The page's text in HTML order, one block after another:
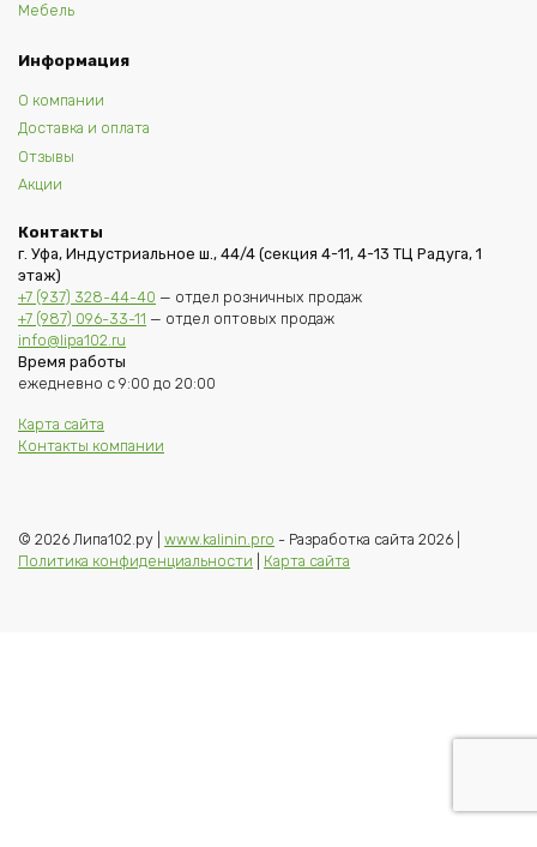
Мебель
Информация
О компании
Доставка и оплата
Отзывы
Акции
Контакты
г. Уфа, Индустриальное ш., 44/4 (секция 4-11, 4-13 ТЦ Радуга, 1
этаж)
+7 (937) 328-44-40 — отдел розничных продаж
+7 (987) 096-33-11 — отдел оптовых продаж
info@lipa102.ru
Время работы
ежедневно с 9:00 до 20:00
Карта сайта
Контакты компании
© 2026 Липа102.ру | www.kalinin.pro - Разработка сайта 2026 |
Политика конфиденциальности
Карта сайта